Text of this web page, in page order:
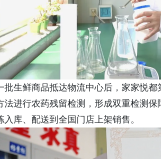
批生鲜商品抵达物流中心后，家家悦
法进行农药残留检测，形成双重检测
库、配送到全国门店上架销售。